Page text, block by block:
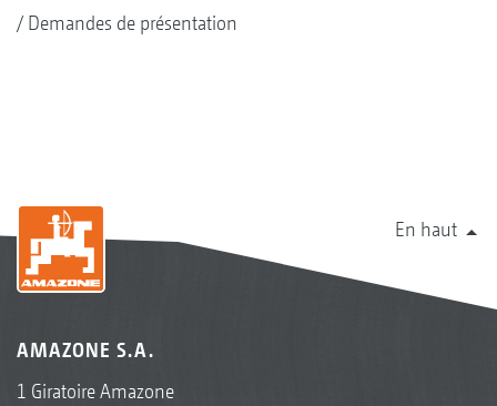
Demandes de présentation
En haut
AMAZONE S.A.
1 Giratoire Amazone